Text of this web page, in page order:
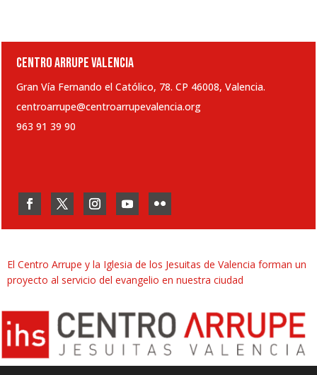
CENTRO ARRUPE VALENCIA
Gran Vía Fernando el Católico, 78. CP 46008, Valencia.
centroarrupe@centroarrupevalencia.org
963 91 39 90
El Centro Arrupe y la Iglesia de los Jesuitas de Valencia forman un
proyecto al servicio del evangelio en nuestra ciudad